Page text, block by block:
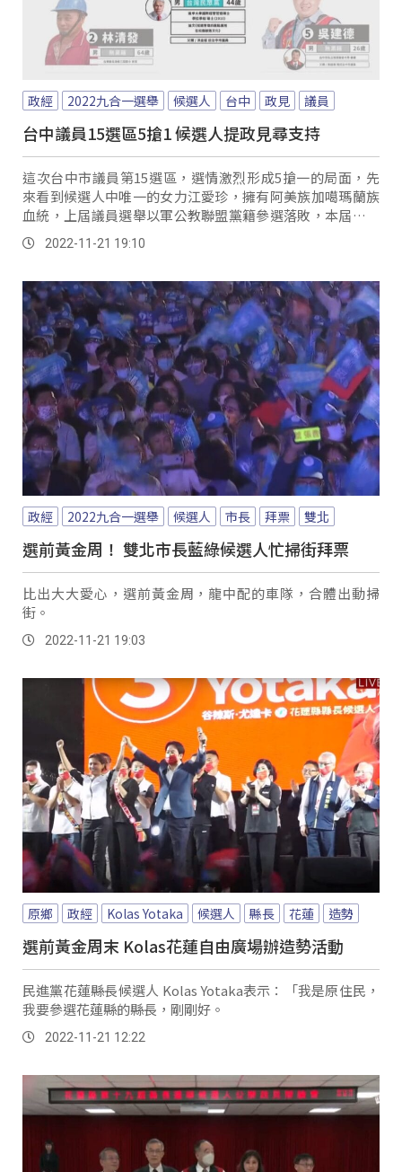
政經 2022九合一選舉 候選人 台中 政見 議員
台中議員15選區5搶1 候選人提政見尋支持
這次台中市議員第15選區，選情激烈形成5搶一的局面，先
來看到候選人中唯一的女力江愛珍，擁有阿美族加噶瑪蘭族
血統，上屆議員選舉以軍公教聯盟黨籍參選落敗，本屆以民
進黨籍捲土重來，希望能夠爭取孩童教育、長者...。
2022-11-21 19:10
政經 2022九合一選舉 候選人 市長 拜票 雙北
選前黃金周！ 雙北市長藍綠候選人忙掃街拜票
比出大大愛心，選前黃金周，龍中配的車隊，合體出動掃
街。
2022-11-21 19:03
原鄉 政經 Kolas Yotaka 候選人 縣長 花蓮 造勢
選前黃金周末 Kolas花蓮自由廣場辦造勢活動
民進黨花蓮縣長候選人 Kolas Yotaka表示：「我是原住民，
我要參選花蓮縣的縣長，剛剛好。
2022-11-21 12:22